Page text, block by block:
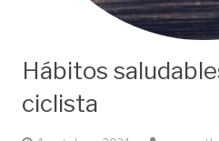
Hábitos
ciclista